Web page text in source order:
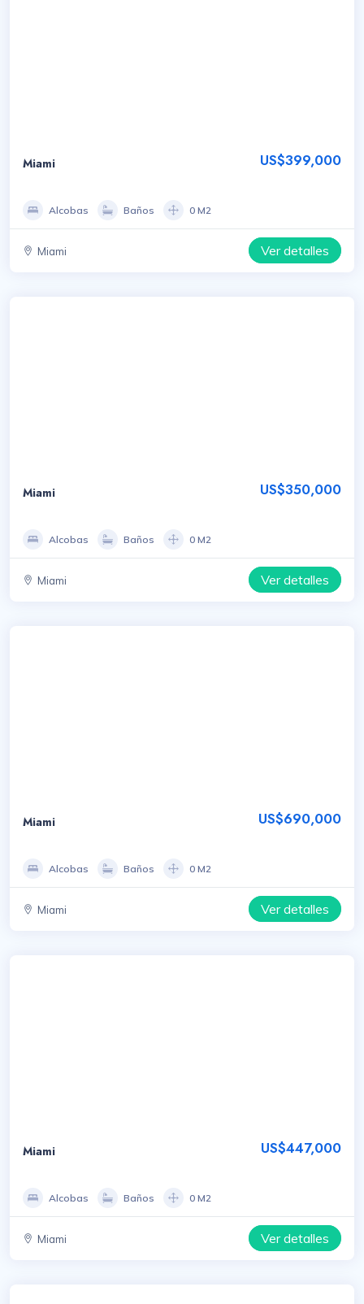
Miami US$399,000
Alcobas Baños 0 M2
Miami Ver detalles
Miami US$350,000
Alcobas Baños 0 M2
Miami Ver detalles
Miami US$690,000
Alcobas Baños 0 M2
Miami Ver detalles
Miami US$447,000
Alcobas Baños 0 M2
Miami Ver detalles